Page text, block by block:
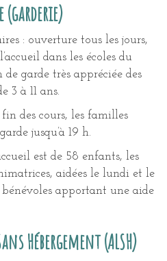
(garderie)
: ouverture tous les jours,
dans les écoles du
de garde très appréciée des
3 à 11 ans.
des cours, les familles
jusqu’à 19 h.
est de 58 enfants, les
aidées le lundi et le
bénévoles apportant une aide
Hébergement (ALSH)